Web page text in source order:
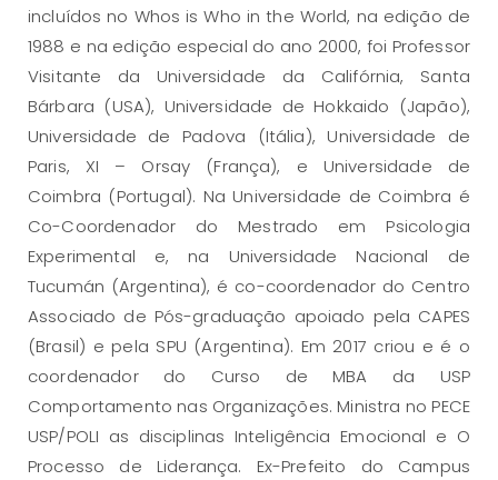
incluídos no Whos is Who in the World, na edição de
1988 e na edição especial do ano 2000, foi Professor
Visitante da Universidade da Califórnia, Santa
Bárbara (USA), Universidade de Hokkaido (Japão),
Universidade de Padova (Itália), Universidade de
Paris, XI – Orsay (França), e Universidade de
Coimbra (Portugal). Na Universidade de Coimbra é
Co-Coordenador do Mestrado em Psicologia
Experimental e, na Universidade Nacional de
Tucumán (Argentina), é co-coordenador do Centro
Associado de Pós-graduação apoiado pela CAPES
(Brasil) e pela SPU (Argentina). Em 2017 criou e é o
coordenador do Curso de MBA da USP
Comportamento nas Organizações. Ministra no PECE
USP/POLI as disciplinas Inteligência Emocional e O
Processo de Liderança. Ex-Prefeito do Campus